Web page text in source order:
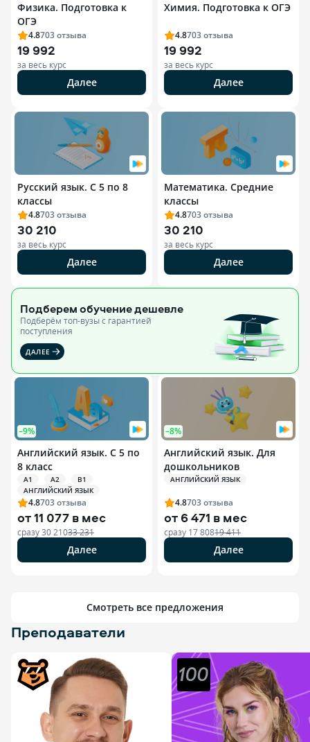
Физика. Подготовка к
ОГЭ
4.8703отзыва
19 992
за весь курс
Далее
Химия. Подготовка к ОГЭ
4.8703отзыва
19 992
за весь курс
Далее
Русский язык. С 5 по 8
классы
4.8703отзыва
30 210
за весь курс
Далее
Математика. Средние
классы
4.8703отзыва
30 210
за весь курс
Далее
Подберем обучениедешевле
Подберём топ-вузы c гарантией
поступления
ДАЛЕЕ
–9%
Английский язык. С 5 по
8 класс
A1 A2
B1
АНГЛИЙСКИЙ ЯЗЫК
4.8703отзыва
от11 077 в мес
сразу30 21033 231
Далее
–8%
Английский язык. Для
дошкольников
АНГЛИЙСКИЙ ЯЗЫК
4.8703отзыва
от 6 471 в мес
сразу 17 80819 411
Далее
Смотреть все предложения
Преподаватели